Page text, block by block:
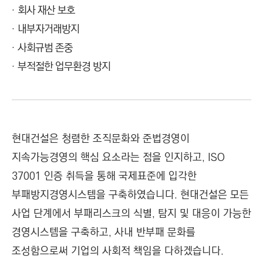
회사 재산 보호
내부자거래방지
사회규범 존중
부적절한 업무환경 방지
현대건설은 청렴한 조직문화와 준법경영이
지속가능경영의 핵심 요소라는 점을 인지하고, ISO
37001 인증 취득을 통해 국제표준에 입각한
부패방지경영시스템을 구축하였습니다. 현대건설은 모든
사업 단계에서 부패리스크의 식별, 탐지 및 대응이 가능한
경영시스템을 구축하고, 사내 반부패 문화를
조성함으로써 기업의 사회적 책임을 다하겠습니다.